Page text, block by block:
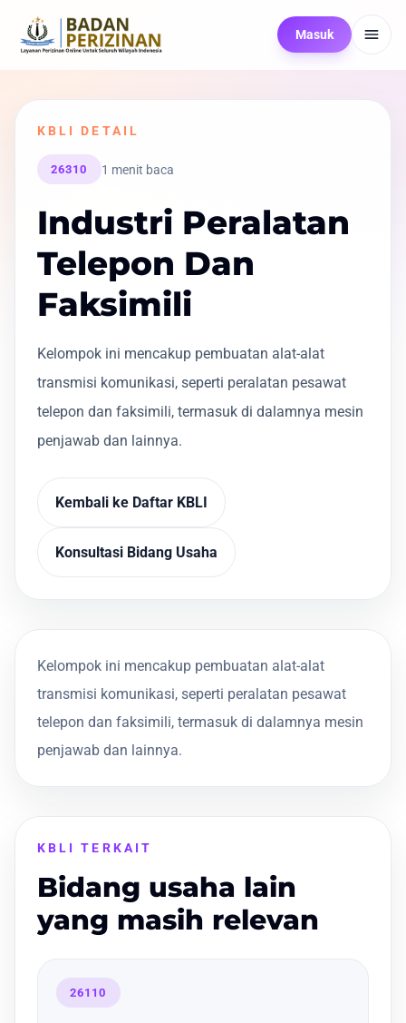
Masuk
KBLI DETAIL
26310 1 menit baca
Industri Peralatan
Telepon Dan
Faksimili
Kelompok ini mencakup pembuatan alat-alat
transmisi komunikasi, seperti peralatan pesawat
telepon dan faksimili, termasuk di dalamnya mesin
penjawab dan lainnya.
Kembali ke Daftar KBLI
Konsultasi Bidang Usaha
Kelompok ini mencakup pembuatan alat-alat
transmisi komunikasi, seperti peralatan pesawat
telepon dan faksimili, termasuk di dalamnya mesin
penjawab dan lainnya.
KBLI TERKAIT
Bidang usaha lain
yang masih relevan
26110